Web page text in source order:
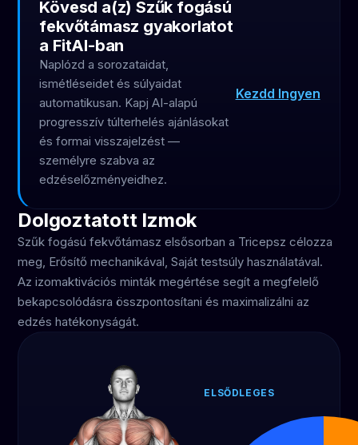
Kövesd a(z) Szűk fogású
fekvőtámasz gyakorlatot
a FitAI-ban
Naplózd a sorozataidat,
ismétléseidet és súlyaidat
automatikusan. Kapj AI-alapú
progresszív túlterhelés ajánlásokat
és formai visszajelzést —
személyre szabva az
edzéselőzményeidhez.
Kezdd Ingyen
Dolgoztatott Izmok
Szűk fogású fekvőtámasz elsősorban a Tricepsz célozza
meg, Erősítő mechanikával, Saját testsúly használatával.
Az izomaktivációs minták megértése segít a megfelelő
bekapcsolódásra összpontosítani és maximalizálni az
edzés hatékonyságát.
ELSŐDLEGES
50%